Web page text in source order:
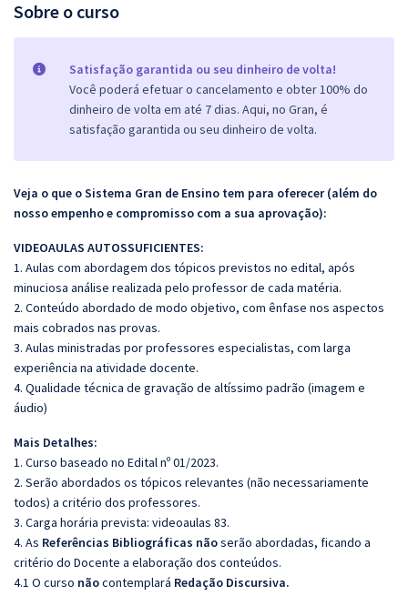
Sobre o curso
Satisfação garantida ou seu dinheiro de volta!
Você poderá efetuar o cancelamento e obter 100% do
dinheiro de volta em até 7 dias. Aqui, no Gran, é
satisfação garantida ou seu dinheiro de volta.
Veja o que o Sistema Gran de Ensino tem para oferecer (além do
nosso empenho e compromisso com a sua aprovação):
VIDEOAULAS AUTOSSUFICIENTES:
1. Aulas com abordagem dos tópicos previstos no edital, após
minuciosa análise realizada pelo professor de cada matéria.
2. Conteúdo abordado de modo objetivo, com ênfase nos aspectos
mais cobrados nas provas.
3. Aulas ministradas por professores especialistas, com larga
experiência na atividade docente.
4. Qualidade técnica de gravação de altíssimo padrão (imagem e
áudio)
Mais Detalhes:
1. Curso baseado no Edital nº 01/2023.
2. Serão abordados os tópicos relevantes (não necessariamente
todos) a critério dos professores.
3. Carga horária prevista: videoaulas 83.
4. As Referências Bibliográficas nãoserão abordadas, ficando a
critério do Docente a elaboração dos conteúdos.
4.1 O curso nãocontemplará Redação Discursiva.